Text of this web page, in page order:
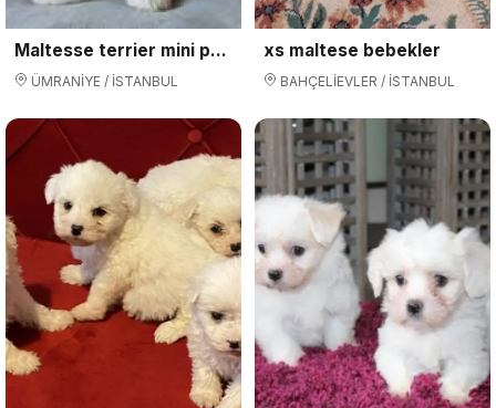
Maltesse terrier mini puppy boy yavrular
ÜMRANİYE / İSTANBUL
xs maltese bebekler
BAHÇELİEVLER / İSTANBUL